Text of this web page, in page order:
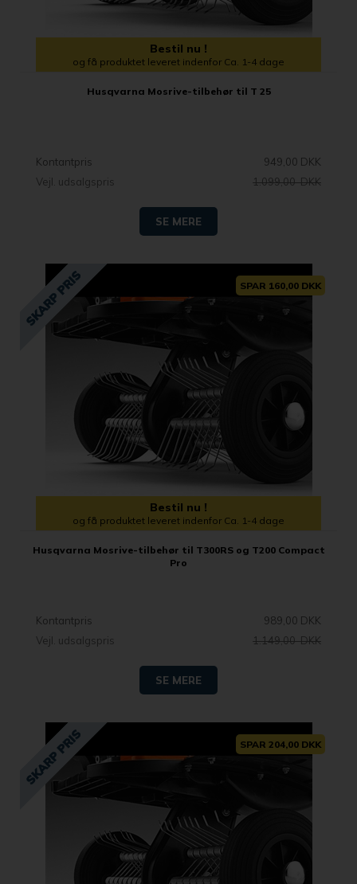
Bestil nu !
og få produktet leveret indenfor Ca. 1-4 dage
Husqvarna Mosrive-tilbehør til T 25
Kontantpris
949,00 DKK
Vejl. udsalgspris
1.099,00 DKK
SE MERE
SPAR 160,00 DKK
Bestil nu !
og få produktet leveret indenfor Ca. 1-4 dage
Husqvarna Mosrive-tilbehør til T300RS og T200 Compact
Pro
Kontantpris
989,00 DKK
Vejl. udsalgspris
1.149,00 DKK
SE MERE
SPAR 204,00 DKK